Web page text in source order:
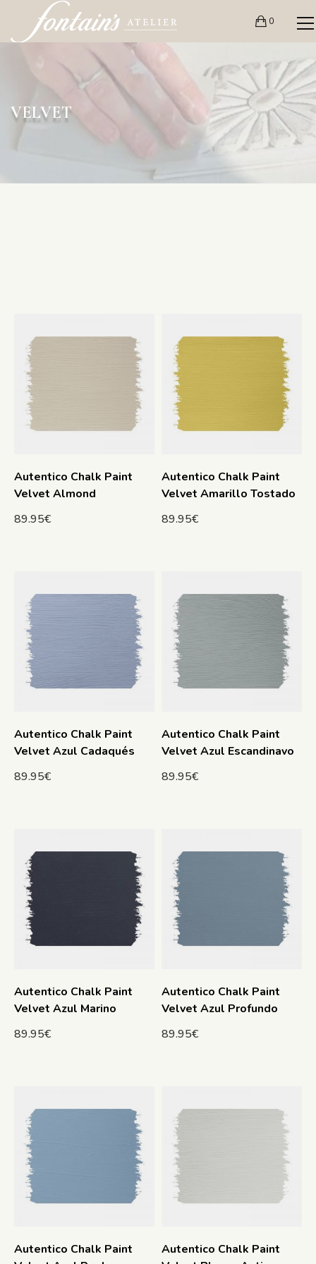
0
VELVET
Autentico Chalk Paint
Velvet Almond
89.95€
Autentico Chalk Paint
Velvet Amarillo Tostado
89.95€
Autentico Chalk Paint
Velvet Azul Cadaqués
89.95€
Autentico Chalk Paint
Velvet Azul Escandinavo
89.95€
Autentico Chalk Paint
Velvet Azul Marino
89.95€
Autentico Chalk Paint
Velvet Azul Profundo
89.95€
Autentico Chalk Paint
Autentico Chalk Paint